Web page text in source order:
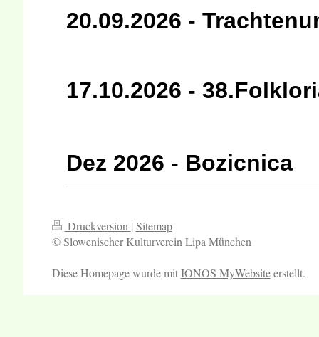
20.09.2026 -
17.10.2026 -
Dez 2026 - Bozicnica
Druckversion | Sitemap
© Slowenischer Kulturverein Lipa München
Diese Homepage wurde mitIONOS MyWebsiteerstellt.